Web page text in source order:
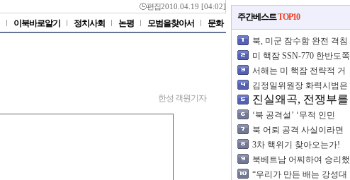
편집2010.04.19 [04:02]
이북바로알기 정치사회 논평 모범을찾아서
문화
한성 객원기자
주간베스트TOP10
북, 미군 잠수함 완전 격침
한 듯
미 핵잠 SSN-770 한반도쪽
으로 이동 중
서해는 미 핵잠 전략적 거
점
김정일위원장 화력시범은
엄중한 경고
진실왜곡, 전쟁부를
북 잠항 타격론
‘북 공격설’ ‘무적 인민
군’상 심어줘
북 어뢰 공격 사실이라면
상상초월의 군사력
3차 핵위기 찾아오는가!
북베트남 어찌하여 승리했
나
“우리가 만든 배는 강성대